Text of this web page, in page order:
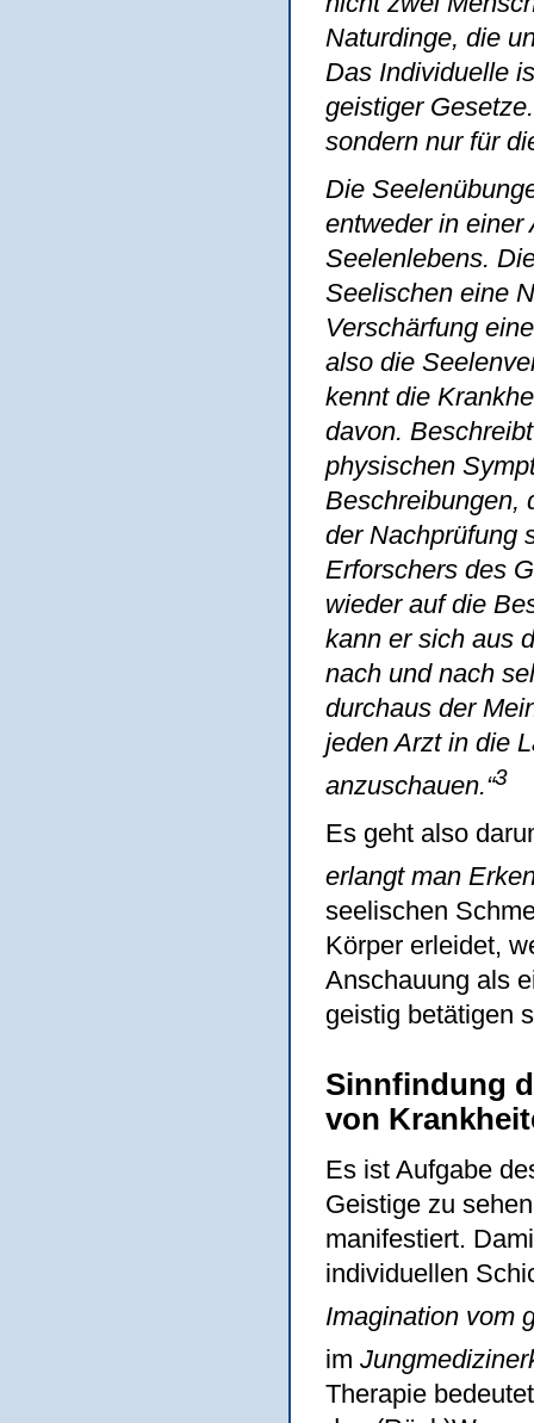
Naturdinge, die
Das Individuelle
geistiger
sondern nur für
Die
entweder in einer
Seelenlebens.
Seelischen eine
Verschärfung
also die
kennt die
davon.
physischen
Beschreibungen,
der Nachprüfung
Erforschers des
wieder auf die
kann er sich aus
nach und nach
durchaus der
jeden Arzt in die
anzuschauen.“3
Es geht also
erlangt man
seelischen
Körper erleidet,
Anschauung als
geistig betätigen
Sinnfindung
von
Es ist Aufgabe
Geistige zu
manifestiert.
individuellen
Imagination vom
im
Therapie